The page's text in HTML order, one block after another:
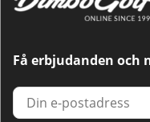
Få erbjudanden och